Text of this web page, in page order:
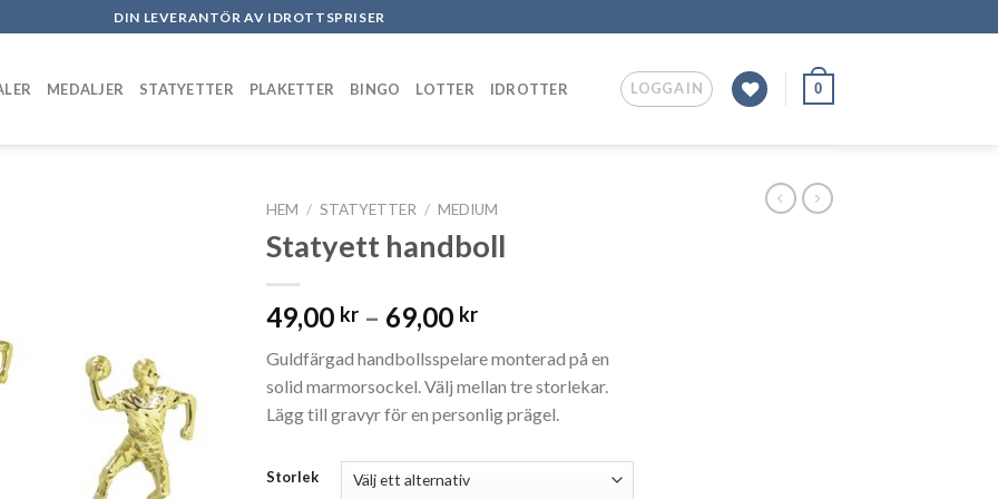
DIN LEVERANTÖR AV IDROTTSPRISER
MEDALJER STATYETTER PLAKETTER BINGO LOTTER IDROTTER LOGGA IN 0
HEM / STATYETTER / MEDIUM
Statyett handboll
49,00 kr – 69,00 kr
Guldfärgad handbollsspelare monterad på en
solid marmorsockel. Välj mellan tre storlekar.
Lägg till gravyr för en personlig prägel.
Storlek